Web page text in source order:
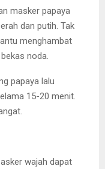
masker papaya
dan putih. Tak
menghambat
noda.
papaya lalu
15-20 menit.
wajah dapat